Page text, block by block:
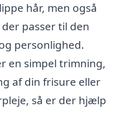
hår, men også
passer til den
personlighed.
en simpel trimning,
af din frisure eller
så er der hjælp